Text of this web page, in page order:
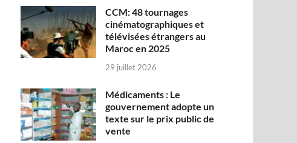
CCM: 48 tournages
cinématographiques et
télévisées étrangers au
Maroc en 2025
29 juillet 2026
Médicaments : Le
gouvernement adopte un
texte sur le prix public de
vente